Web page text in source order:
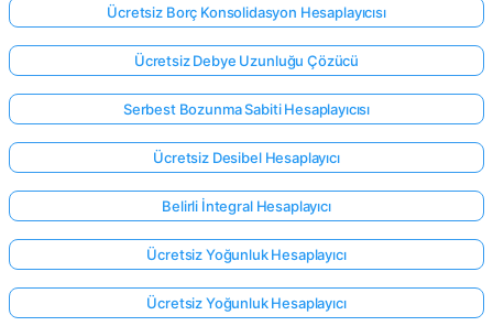
Ücretsiz Borç Konsolidasyon Hesaplayıcısı
Ücretsiz Debye Uzunluğu Çözücü
Serbest Bozunma Sabiti Hesaplayıcısı
Ücretsiz Desibel Hesaplayıcı
Belirli İntegral Hesaplayıcı
Ücretsiz Yoğunluk Hesaplayıcı
Ücretsiz Yoğunluk Hesaplayıcı